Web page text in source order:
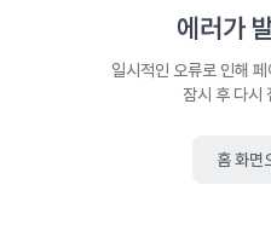
에러가
일시적인 오류로 인해
잠시 후 다시
홈 화면